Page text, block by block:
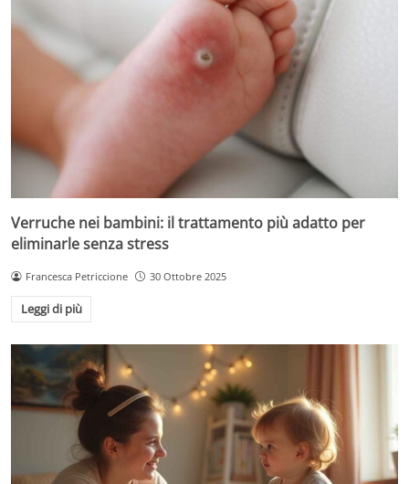
Verruche nei bambini: il trattamento più adatto per
eliminarle senza stress
Francesca Petriccione 30 Ottobre 2025
Leggi di più